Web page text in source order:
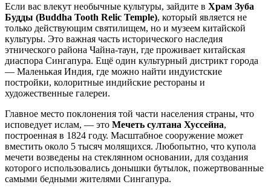
Если вас влекут необычные культуры, зайдите в Храм Зуба
Будды (Buddha Tooth Relic Temple), который является не
только действующим святилищем, но и музеем китайской
культуры. Это важная часть исторического наследия
этнического района Чайна-таун, где проживает китайская
диаспора Сингапура. Ещё один культурный дистрикт города
— Маленькая Индия, где можно найти индуистские
постройки, колоритные индийские рестораны и
художественные галереи.
Главное место поклонения той части населения страны, что
исповедует ислам, — это Мечеть султана Хуссейна,
построенная в 1824 году. Масштабное сооружение может
вместить около 5 тысяч молящихся. Любопытно, что купола
мечети возведены на стеклянном основании, для создания
которого использовались донышки бутылок, пожертвованные
самыми бедными жителями Сингапура.